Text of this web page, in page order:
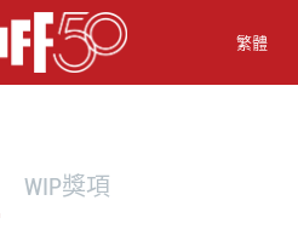
繁體
WIP獎項